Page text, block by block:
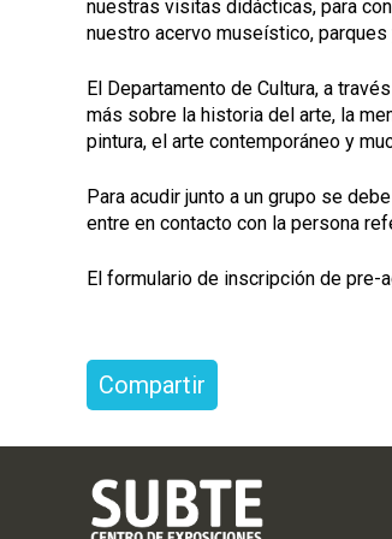
nuestras visitas didácticas, para
nuestro acervo museístico,
El Departamento de Cultura, a
más sobre la historia del arte, la
pintura, el arte contemporáneo y
Para acudir junto a un grupo se
entre en contacto con la persona
El formulario de inscripción de
Compartir